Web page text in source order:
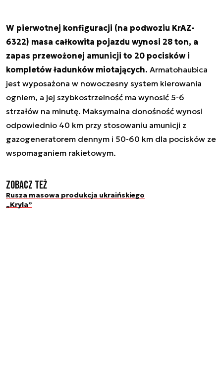
W pierwotnej konfiguracji (na podwoziu KrAZ-
6322) masa całkowita pojazdu wynosi 28 ton, a
zapas przewożonej amunicji to 20 pocisków i
kompletów ładunków miotających. Armatohaubica
jest wyposażona w nowoczesny system kierowania
ogniem, a jej szybkostrzelność ma wynosić 5-6
strzałów na minutę. Maksymalna donośność wynosi
odpowiednio 40 km przy stosowaniu amunicji z
gazogeneratorem dennym i 50-60 km dla pocisków ze
wspomaganiem rakietowym.
Zobacz też
Rusza masowa produkcja ukraińskiego
„Kryla”